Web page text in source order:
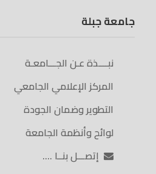
جامعة جبلة
نبــــذة عـن الجـــامعـة
المركز الإعلامي الجامعي
التطوير وضمان الجودة
لوائح وأنظمة الجامعة
إتصـــل بنــا ….